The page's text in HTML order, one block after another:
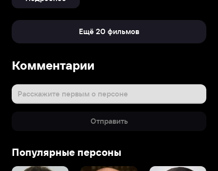
Ещё 20 фильмов
Анна
родилась
20
детстве
занималась
Комментарии
Расскажите первым о персоне
Отправить
Популярные персоны